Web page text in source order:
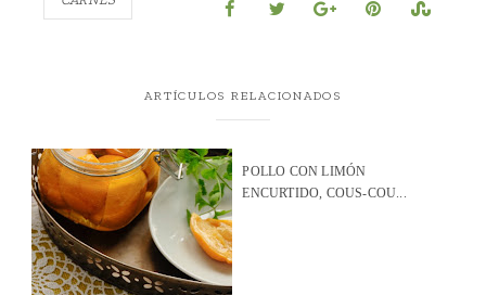
ARTÍCULOS RELACIONADOS
POLLO CON LIMÓN
ENCURTIDO, COUS-COU...